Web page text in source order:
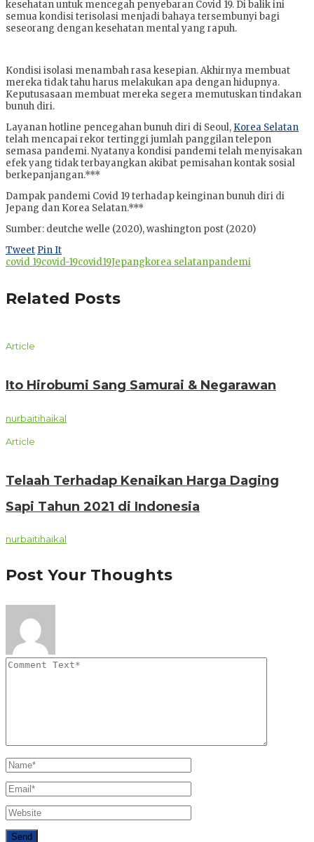
kesehatan untuk mencegah penyebaran Covid 19. Di balik ini
semua kondisi terisolasi menjadi bahaya tersembunyi bagi
seseorang dengan kesehatan mental yang rapuh.
Kondisi isolasi menambah rasa kesepian. Akhirnya membuat
mereka tidak tahu harus melakukan apa dengan hidupnya.
Keputusasaan membuat mereka segera memutuskan tindakan
bunuh diri.
Layanan hotline pencegahan bunuh diri di Seoul, Korea Selatan
telah mencapai rekor tertinggi jumlah panggilan telepon
semasa pandemi. Nyatanya kondisi pandemi telah menyisakan
efek yang tidak terbayangkan akibat pemisahan kontak sosial
berkepanjangan.***
Dampak pandemi Covid 19 terhadap keinginan bunuh diri di
Jepang dan Korea Selatan.***
Sumber: deutche welle (2020), washington post (2020)
Tweet Pin It
covid 19covid-19covid19Jepangkorea selatanpandemi
Related Posts
Article
Ito Hirobumi Sang Samurai & Negarawan
nurbaitihaikal
Article
Telaah Terhadap Kenaikan Harga Daging
Sapi Tahun 2021 di Indonesia
nurbaitihaikal
Post Your Thoughts